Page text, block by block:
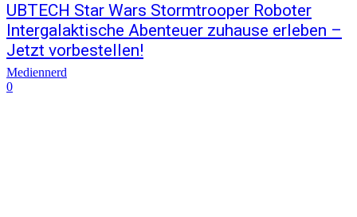
UBTECH Star Wars Stormtrooper Roboter
Intergalaktische Abenteuer zuhause erleben –
Jetzt vorbestellen!
Mediennerd
0